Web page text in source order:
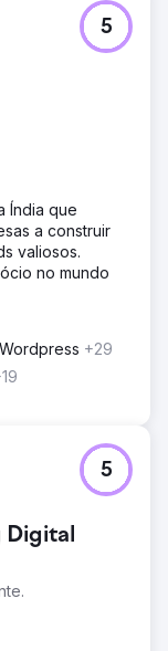
5
Índia que
a construir
valiosos.
no mundo
+29
Digital
5